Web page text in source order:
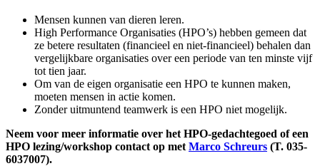
Mensen kunnen van dieren leren.
High Performance Organisaties (HPO’s) hebben gemeen dat
ze betere resultaten (financieel en niet-financieel) behalen dan
vergelijkbare organisaties over een periode van ten minste vijf
tot tien jaar.
Om van de eigen organisatie een HPO te kunnen maken,
moeten mensen in actie komen.
Zonder uitmuntend teamwerk is een HPO niet mogelijk.
Neem voor meer informatie over het HPO-gedachtegoed of een
HPO lezing/workshop contact op met Marco Schreurs (T. 035-
6037007).